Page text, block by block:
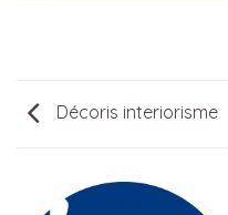
Décoris interiorisme